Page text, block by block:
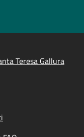
Teresa Gallura